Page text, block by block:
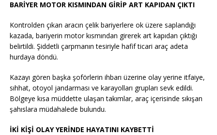
BARİYER MOTOR KISMINDAN GİRİP ART KAPIDAN ÇIKTI
Kontrolden çıkan aracın çelik bariyerlere ok üzere saplandığı
kazada, bariyerin motor kısmından girerek art kapıdan çıktığı
belirtildi. Şiddetli çarpmanın tesiriyle hafif ticari araç adeta
hurdaya döndü.
Kazayı gören başka şoförlerin ihbarı üzerine olay yerine itfaiye,
sıhhat, otoyol jandarması ve karayolları grupları sevk edildi.
Bölgeye kısa müddette ulaşan takımlar, araç içerisinde sıkışan
şahıslara müdahalede bulundu.
İKİ KİŞİ OLAY YERİNDE HAYATINI KAYBETTİ